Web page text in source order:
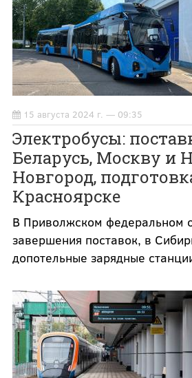
15 августа 2024 г. — 09:35
Электробусы:
Беларусь, Москву и
Новгород,
Красноярске
В Приволжском федеральном
завершения поставок, в
допотельные зарядные